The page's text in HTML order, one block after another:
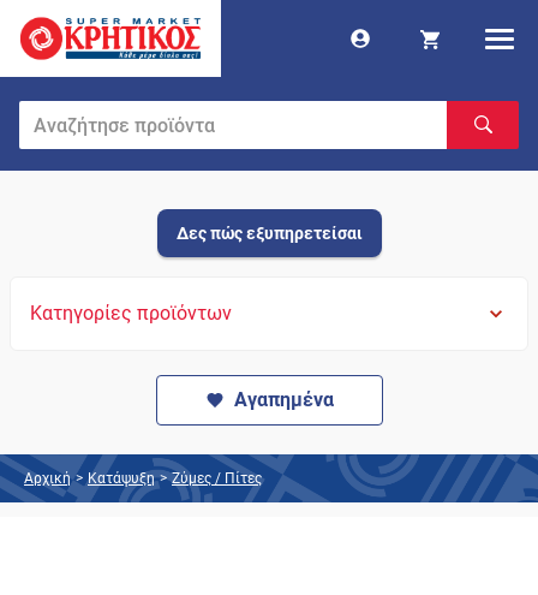
Δες πώς εξυπηρετείσαι
Κατηγορίες προϊόντων
Αγαπημένα
Αρχική > Κατάψυξη > Ζύμες / Πίτες